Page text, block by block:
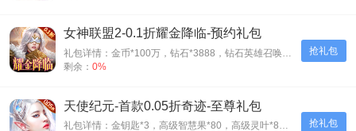
抢礼包
女神联盟2-0.1折耀金降临-预约礼包
剩余： 0%
抢礼包
天使纪元-首款0.05折奇迹-至尊礼包